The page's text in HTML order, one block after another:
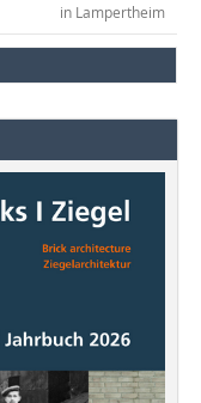
in Lampertheim